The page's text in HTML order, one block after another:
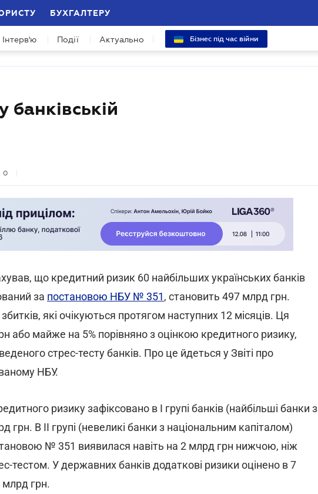
БУХГАЛТЕРУ
Інтерв'ю Події Актуально Бізнес під час війни
0
що кредитний ризик 60 найбільших українських банків
за постановою НБУ № 351, становить 497 млрд грн.
які очікуються протягом наступних 12 місяців. Ця
або майже на 5% порівняно з оцінкою кредитного ризику,
стрес-тесту банків. Про це йдеться у Звіті про
НБУ.
ризику зафіксовано в I групі банків (найбільші банки з
грн. В II групі (невеликі банки з національним капіталом)
№ 351 виявилася навіть на 2 млрд грн нижчою, ніж
тестом. У державних банків додаткові ризики оцінено в 7
млрд грн.